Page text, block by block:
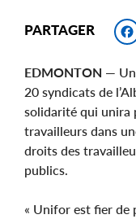
PARTAGER
EDMONTON —
20 syndicats de
solidarité qui unira
travailleurs dans
droits des
publics.
« Unifor est fier